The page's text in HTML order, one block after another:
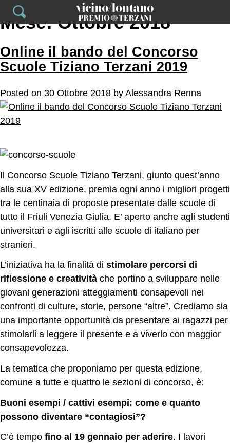
Skip
Mese: Ottobre 2018
Online il bando del Concorso
Scuole Tiziano Terzani 2019
Posted on 30 Ottobre 2018 by Alessandra Renna
Il Concorso Scuole Tiziano Terzani, giunto quest’anno
alla sua XV edizione, premia ogni anno i migliori progetti
tra le centinaia di proposte presentate dalle scuole di
tutto il Friuli Venezia Giulia. E’ aperto anche agli studenti
universitari e agli iscritti alle scuole di italiano per
stranieri.
L’iniziativa ha la finalità di stimolare percorsi di
riflessione e creatività che portino a sviluppare nelle
giovani generazioni atteggiamenti consapevoli nei
confronti di culture, storie, persone “altre”. Crediamo sia
una importante opportunità da presentare ai ragazzi per
stimolarli a leggere il presente e a viverlo con maggior
consapevolezza.
La tematica che proponiamo per questa edizione,
comune a tutte e quattro le sezioni di concorso, è:
Buoni esempi / cattivi esempi: come e quanto
possono diventare “contagiosi”?
C’è tempo fino al 19 gennaio per aderire. I lavori